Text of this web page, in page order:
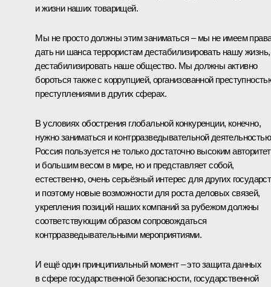
и жизни наших товарищей.
Мы не просто должны этим заниматься – мы не имеем
дать ни шанса террористам дестабилизировать нашу жизнь,
дестабилизировать наше общество. Мы должны активно
бороться также с коррупцией, организованной
преступлениями в других сферах.
В условиях обострения глобальной конкуренции, конечно,
нужно заниматься и контрразведывательной
Россия пользуется не только достаточно высоким
и большим весом в мире, но и представляет собой,
естественно, очень серьёзный интерес для других
и поэтому новые возможности для роста деловых связей,
укрепления позиций наших компаний за рубежом должны
соответствующим образом сопровождаться
контрразведывательными мероприятиями.
И ещё один принципиальный момент – это защита данных
в сфере государственной безопасности, государственной